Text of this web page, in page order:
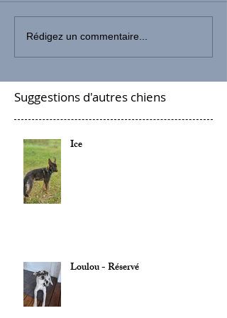
Rédigez un commentaire...
Suggestions d'autres chiens
Ice
Loulou - Réservé